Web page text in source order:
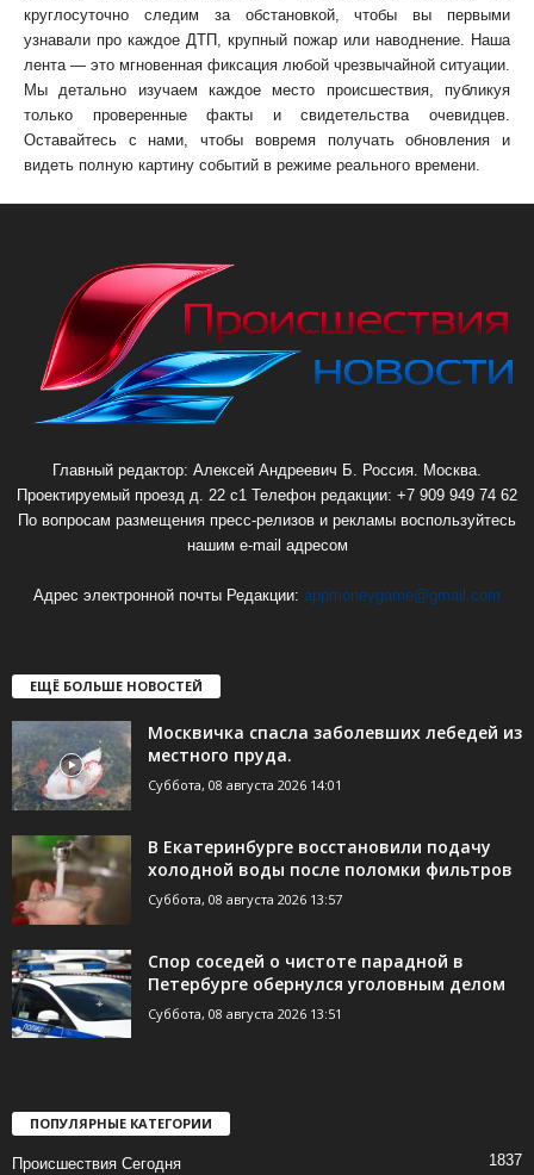
круглосуточно следим за обстановкой, чтобы вы первыми
узнавали про каждое ДТП, крупный пожар или наводнение. Наша
лента — это мгновенная фиксация любой чрезвычайной ситуации.
Мы детально изучаем каждое место происшествия, публикуя
только проверенные факты и свидетельства очевидцев.
Оставайтесь с нами, чтобы вовремя получать обновления и
видеть полную картину событий в режиме реального времени.
Главный редактор: Алексей Андреевич Б. Россия. Москва.
Проектируемый проезд д. 22 с1 Телефон редакции: +7 909 949 74 62
По вопросам размещения пресс-релизов и рекламы воспользуйтесь
нашим e-mail адресом
Адрес электронной почты Редакции: appmoneygame@gmail.com
ЕЩЁ БОЛЬШЕ НОВОСТЕЙ
Москвичка спасла заболевших лебедей из
местного пруда.
Суббота, 08 августа 2026 14:01
В Екатеринбурге восстановили подачу
холодной воды после поломки фильтров
Суббота, 08 августа 2026 13:57
Спор соседей о чистоте парадной в
Петербурге обернулся уголовным делом
Суббота, 08 августа 2026 13:51
ПОПУЛЯРНЫЕ КАТЕГОРИИ
Происшествия Сегодня 1837